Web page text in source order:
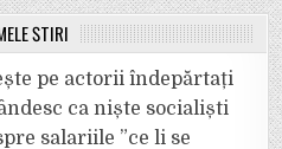
ȘTIRI
pe actorii îndepărtați
ca niște socialiști
salariile ”ce li se